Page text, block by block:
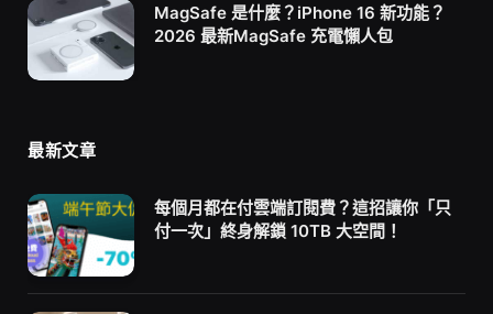
MagSafe 是什麼？iPhone 16 新功能？
2026 最新MagSafe 充電懶人包
最新文章
每個月都在付雲端訂閱費？這招讓你「只
付一次」終身解鎖 10TB 大空間！